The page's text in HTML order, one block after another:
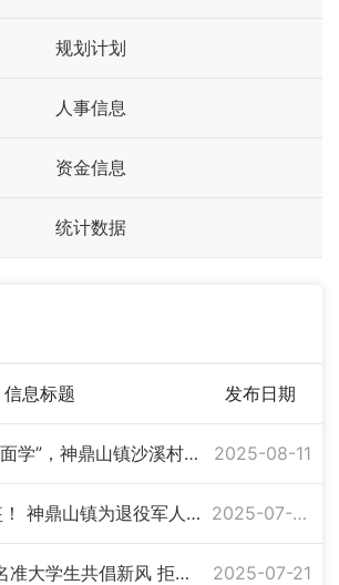
规划计划
人事信息
资金信息
统计数据
信息标题 发布日期
从“看护难”到“全面学”，神鼎山镇沙溪村公益课堂让乡村儿童暑假“增值” 2025-08-11
1200顶安全头盔！ 神鼎山镇为退役军人送上特殊“八一”礼物 2025-07-30
神鼎山镇：140名准大学生共倡新风 拒办“升学宴” 2025-07-21